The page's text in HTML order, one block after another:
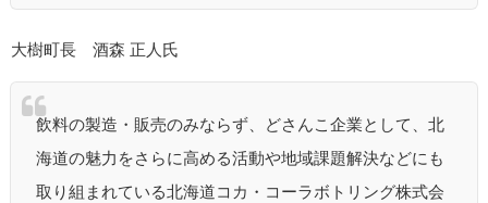
大樹町長 酒森 正人氏
飲料の製造・販売のみならず、どさんこ企業として、北
海道の魅力をさらに高める活動や地域課題解決などにも
取り組まれている北海道コカ・コーラボトリング株式会